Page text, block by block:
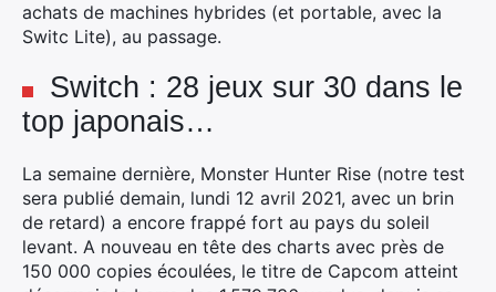
achats de machines hybrides (et portable, avec la
Switc Lite), au passage.
Switch : 28 jeux sur 30 dans le
top japonais…
La semaine dernière, Monster Hunter Rise (notre test
sera publié demain, lundi 12 avril 2021, avec un brin
de retard) a encore frappé fort au pays du soleil
levant. A nouveau en tête des charts avec près de
150 000 copies écoulées, le titre de Capcom atteint